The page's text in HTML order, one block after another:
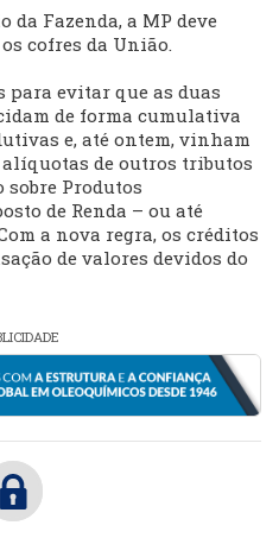
Fazenda, a MP deve
cofres da União.
para evitar que as duas
de forma cumulativa
e, até ontem, vinham
alíquotas de outros tributos
sobre Produtos
de Renda – ou até
a nova regra, os créditos
de valores devidos do